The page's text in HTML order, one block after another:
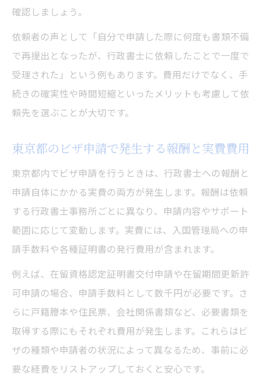
確認しましょう。
依頼者の声として「自分で申請した際に何度も書類不備
で再提出となったが、行政書士に依頼したことで一度で
受理された」という例もあります。費用だけでなく、手
続きの確実性や時間短縮といったメリットも考慮して依
頼先を選ぶことが大切です。
東京都のビザ申請で発生する報酬と実費費用
東京都内でビザ申請を行うときは、行政書士への報酬と
申請自体にかかる実費の両方が発生します。報酬は依頼
する行政書士事務所ごとに異なり、申請内容やサポート
範囲に応じて変動します。実費には、入国管理局への申
請手数料や各種証明書の発行費用が含まれます。
例えば、在留資格認定証明書交付申請や在留期間更新許
可申請の場合、申請手数料として数千円が必要です。さ
らに戸籍謄本や住民票、会社関係書類など、必要書類を
取得する際にもそれぞれ費用が発生します。これらはビ
ザの種類や申請者の状況によって異なるため、事前に必
要な経費をリストアップしておくと安心です。